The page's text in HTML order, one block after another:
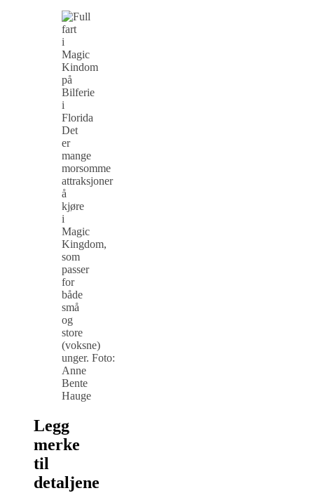
Det
er
mange
morsomme
attraksjoner
å
kjøre
i
Magic
Kingdom,
som
passer
for
både
små
og
store
(voksne)
unger. Foto:
Anne
Bente
Hauge
Legg
merke
til
detaljene